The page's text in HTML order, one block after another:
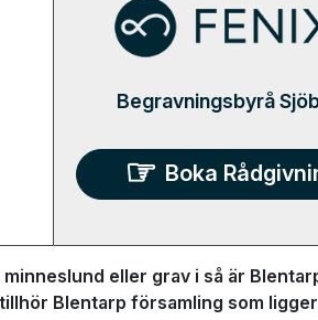
Begravningsbyrå
Boka
eller grav i så är
Blentarp församling som